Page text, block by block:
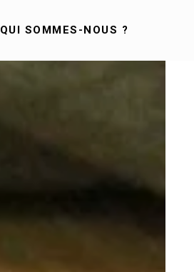
QUI SOMMES-NOUS ?